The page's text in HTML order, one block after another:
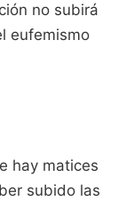
no subirá
eufemismo
hay matices
subido las